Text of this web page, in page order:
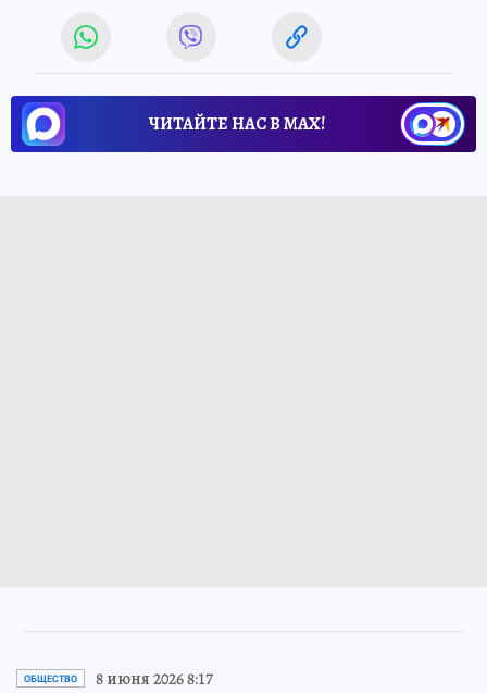
ЧИТАЙТЕ НАС В МАХ!
ОБЩЕСТВО 8 июня 2026 8:17